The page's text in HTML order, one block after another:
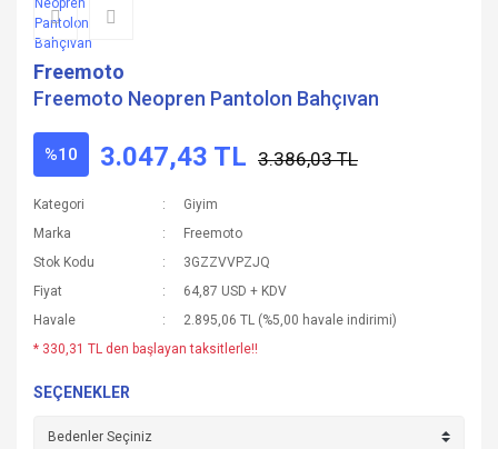
Freemoto
Freemoto Neopren Pantolon Bahçıvan
%10 3.047,43 TL 3.386,03 TL
Kategori
Giyim
Marka
Freemoto
Stok Kodu
3GZZVVPZJQ
Fiyat
64,87 USD + KDV
Havale
2.895,06 TL (%5,00 havale indirimi)
* 330,31 TL den başlayan taksitlerle!!
SEÇENEKLER